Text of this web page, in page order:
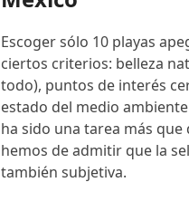
Escoger sólo 10 playas
ciertos criterios: belleza
todo), puntos de interés
estado del medio
ha sido una tarea más que
hemos de admitir que la
también subjetiva.